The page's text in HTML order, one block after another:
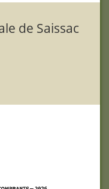
de Saissac